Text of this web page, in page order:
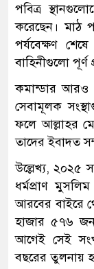
পবিত্র
করেছেন। মাঠ
পর্যবেক্ষণ
বাহিনীগুলো পূর্ণ
কমান্ডার আরও
সেবামূলক
ফলে আল্লাহর
তাদের ইবাদত
উল্লেখ্য, ২০২৫
ধর্মপ্রাণ
আরবের বাইরে
হাজার ৫৭৬
আগেই সেই
বছরের তুলনায়